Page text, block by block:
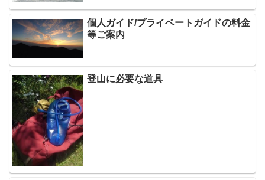
個人ガイド/プライベートガイドの料金
等ご案内
登山に必要な道具